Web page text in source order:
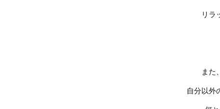
リラ
また
自分以外